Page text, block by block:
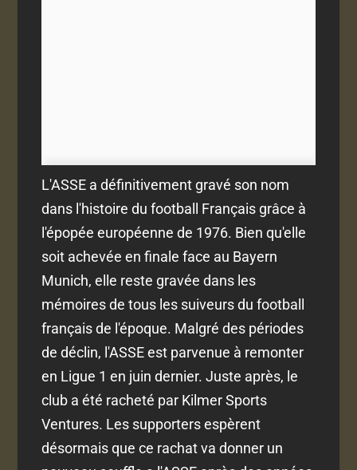
L'ASSE a définitivement gravé son nom
dans l'histoire du football Français grâce à
l'épopée européenne de 1976. Bien qu'elle
soit achevée en finale face au Bayern
Munich, elle reste gravée dans les
mémoires de tous les suiveurs du football
français de l'époque. Malgré des périodes
de déclin, l'ASSE est parvenue à remonter
en Ligue 1 en juin dernier. Juste après, le
club a été racheté par Kilmer Sports
Ventures. Les supporters espèrent
désormais que ce rachat va donner un